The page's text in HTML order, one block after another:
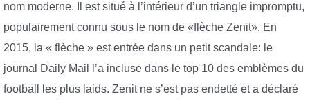
nom moderne. Il est situé à l’intérieur d’un triangle impromptu,
populairement connu sous le nom de «flèche Zenit». En
2015, la « flèche » est entrée dans un petit scandale: le
journal Daily Mail l’a incluse dans le top 10 des emblèmes du
football les plus laids. Zenit ne s’est pas endetté et a déclaré